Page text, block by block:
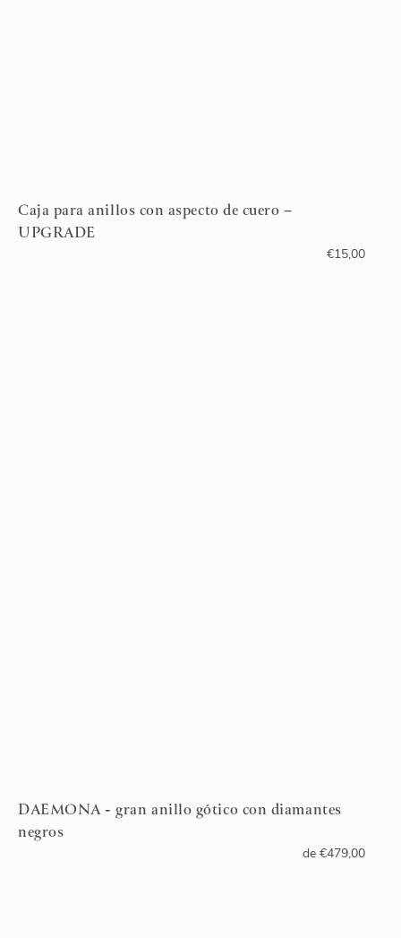
Caja para anillos con aspecto de cuero –
UPGRADE
€15,00
DAEMONA - gran anillo gótico con diamantes
negros
de €479,00